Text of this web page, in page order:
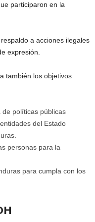
participaron en la
a acciones ilegales
expresión.
también los objetivos
políticas públicas
del Estado
personas para la
para cumpla con los